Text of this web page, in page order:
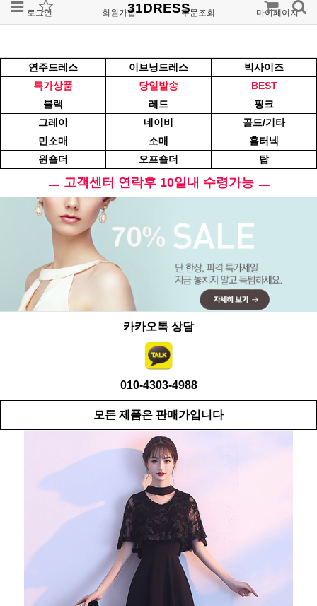
로그인 회원가입 주문조회 마이페이지
31DRESS
연주드레스 이브닝드레스
빅사이즈
특가상품
당일발송
BEST
블랙
레드
핑크
그레이
네이비
골드/기타
민소매
소매
홀터넥
원숄더
오프숄더 탑
ㅡ 고객센터 연락후 10일내 수령가능 ㅡ
카카오톡 상담
010-4303-4988
모든 제품은 판매가입니다